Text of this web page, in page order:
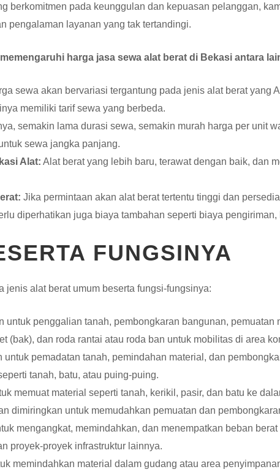
berkomitmen pada keunggulan dan kepuasan pelanggan,
pengalaman layanan yang tak tertandingi.
harga jasa sewa alat berat di Bekasi antara
sewa akan bervariasi tergantung pada jenis alat berat yang
memiliki tarif sewa yang berbeda.
semakin lama durasi sewa, semakin murah harga per unit
sewa jangka panjang.
Alat: Alat berat yang lebih baru, terawat dengan baik, dan
Jika permintaan akan alat berat tertentu tinggi dan
diperhatikan juga biaya tambahan seperti biaya
FUNGSINYA
jenis alat berat umum beserta fungsi-fungsinya:
untuk penggalian tanah, pembongkaran bangunan,
(bak), dan roda rantai atau roda ban untuk mobilitas di area
untuk pemadatan tanah, pemindahan material, dan
tanah, batu, atau puing-puing.
memuat material seperti tanah, kerikil, pasir, dan batu ke
dimiringkan untuk memudahkan pemuatan dan
mengangkat, memindahkan, dan menempatkan beban
proyek-proyek infrastruktur lainnya.
memindahkan material dalam gudang atau area